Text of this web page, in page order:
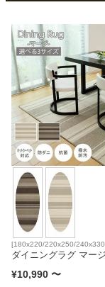
カテゴリから探す
ソファ
テレビ台・
ダイニング
椅子・チェア
[180x220/220x250/240x330]
暖房対応
ダイニングラグ マージ
¥10,990 〜